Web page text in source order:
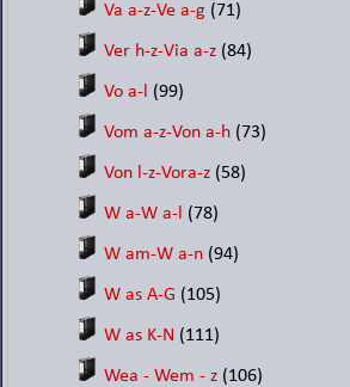
Va a-z-Ve a-g (71)
Ver h-z-Via a-z (84)
Vo a-l (99)
Vom a-z-Von a-h (73)
Von l-z-Vora-z (58)
W a-W a-l (78)
W am-W a-n (94)
W as A-G (105)
W as K-N (111)
Wea - Wem - z (106)